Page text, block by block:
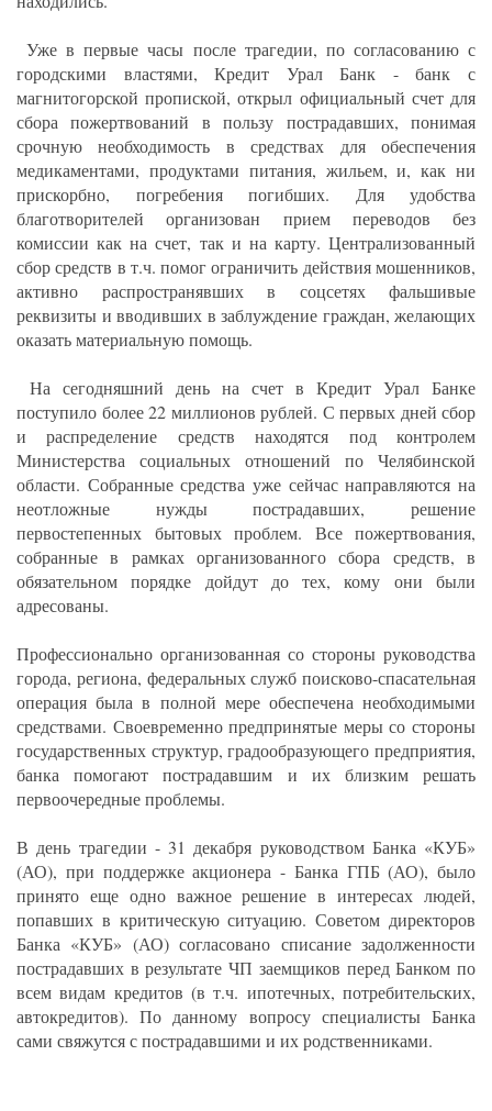
Уже в первые часы после трагедии, по согласованию с
городскими властями, Кредит Урал Банк - банк с
магнитогорской пропиской, открыл официальный счет для
сбора пожертвований в пользу пострадавших, понимая
срочную необходимость в средствах для обеспечения
медикаментами, продуктами питания, жильем, и, как ни
прискорбно, погребения погибших. Для удобства
благотворителей организован прием переводов без
комиссии как на счет, так и на карту. Централизованный
сбор средств в т.ч. помог ограничить действия мошенников,
активно распространявших в соцсетях фальшивые
реквизиты и вводивших в заблуждение граждан, желающих
оказать материальную помощь.
На сегодняшний день на счет в Кредит Урал Банке
поступило более 22 миллионов рублей. С первых дней сбор
и распределение средств находятся под контролем
Министерства социальных отношений по Челябинской
области. Собранные средства уже сейчас направляются на
неотложные нужды пострадавших, решение
первостепенных бытовых проблем. Все пожертвования,
собранные в рамках организованного сбора средств, в
обязательном порядке дойдут до тех, кому они были
адресованы.
Профессионально организованная со стороны руководства
города, региона, федеральных служб поисково-спасательная
операция была в полной мере обеспечена необходимыми
средствами. Своевременно предпринятые меры со стороны
государственных структур, градообразующего предприятия,
банка помогают пострадавшим и их близким решать
первоочередные проблемы.
В день трагедии - 31 декабря руководством Банка «КУБ»
(АО), при поддержке акционера - Банка ГПБ (АО), было
принято еще одно важное решение в интересах людей,
попавших в критическую ситуацию. Советом директоров
Банка «КУБ» (АО) согласовано списание задолженности
пострадавших в результате ЧП заемщиков перед Банком по
всем видам кредитов (в т.ч. ипотечных, потребительских,
автокредитов). По данному вопросу специалисты Банка
сами свяжутся с пострадавшими и их родственниками.